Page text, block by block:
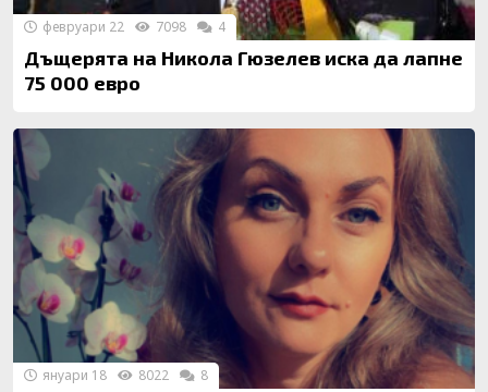
Дъщерята на Никола Гюзелев иска да лапне
75 000 евро
февруари 22 7098 4
януари 18 8022 8